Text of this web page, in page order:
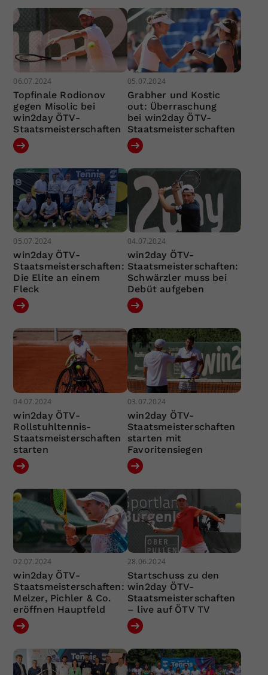
06.07.2024
Topfinale Rodionov
gegen Misolic bei
win2day ÖTV-
Staatsmeisterschaften
05.07.2024
Grabher und Kostic
out: Überraschung
bei win2day ÖTV-
Staatsmeisterschaften
05.07.2024
win2day ÖTV-
Staatsmeisterschaften:
Die Elite an einem
Fleck
04.07.2024
win2day ÖTV-
Staatsmeisterschaften:
Schwärzler muss bei
Debüt aufgeben
04.07.2024
win2day ÖTV-
Rollstuhltennis-
Staatsmeisterschaften
starten
03.07.2024
win2day ÖTV-
Staatsmeisterschaften
starten mit
Favoritensiegen
02.07.2024
win2day ÖTV-
Staatsmeisterschaften:
Melzer, Pichler & Co.
eröffnen Hauptfeld
28.06.2024
Startschuss zu den
win2day ÖTV-
Staatsmeisterschaften
– live auf ÖTV TV